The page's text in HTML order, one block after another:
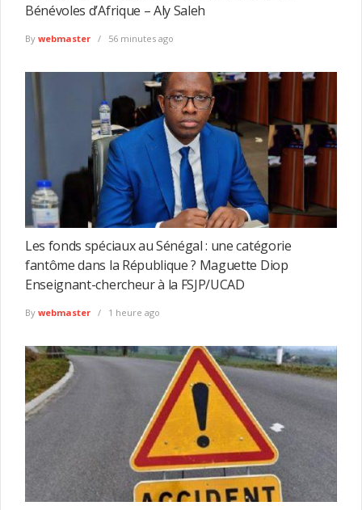
Bénévoles d’Afrique – Aly Saleh
By webmaster 56 minutes ago
Les fonds spéciaux au Sénégal : une catégorie
fantôme dans la République ? Maguette Diop
Enseignant-chercheur à la FSJP/UCAD
By webmaster 1 heure ago